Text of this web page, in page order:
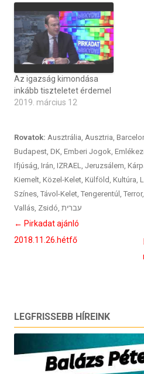
Az igazság kimondása
inkább tiszteletet érdemel
2019. március 12
Rovatok: Ausztrália Ausztria
Budapest DK Emberi Jogok
Ifjúság Irán IZRAEL Jeruzsálem
Kiemelt Közel-Kelet Külföld Kultúra
Színes Távol-Kelet Tengerentúl Terror,
Vallás Zsidó עברית
Bejegyzés
navigáció
← Pirkadat ajánló
2018.11.26.hétfő
LEGFRISSEBB HÍREINK